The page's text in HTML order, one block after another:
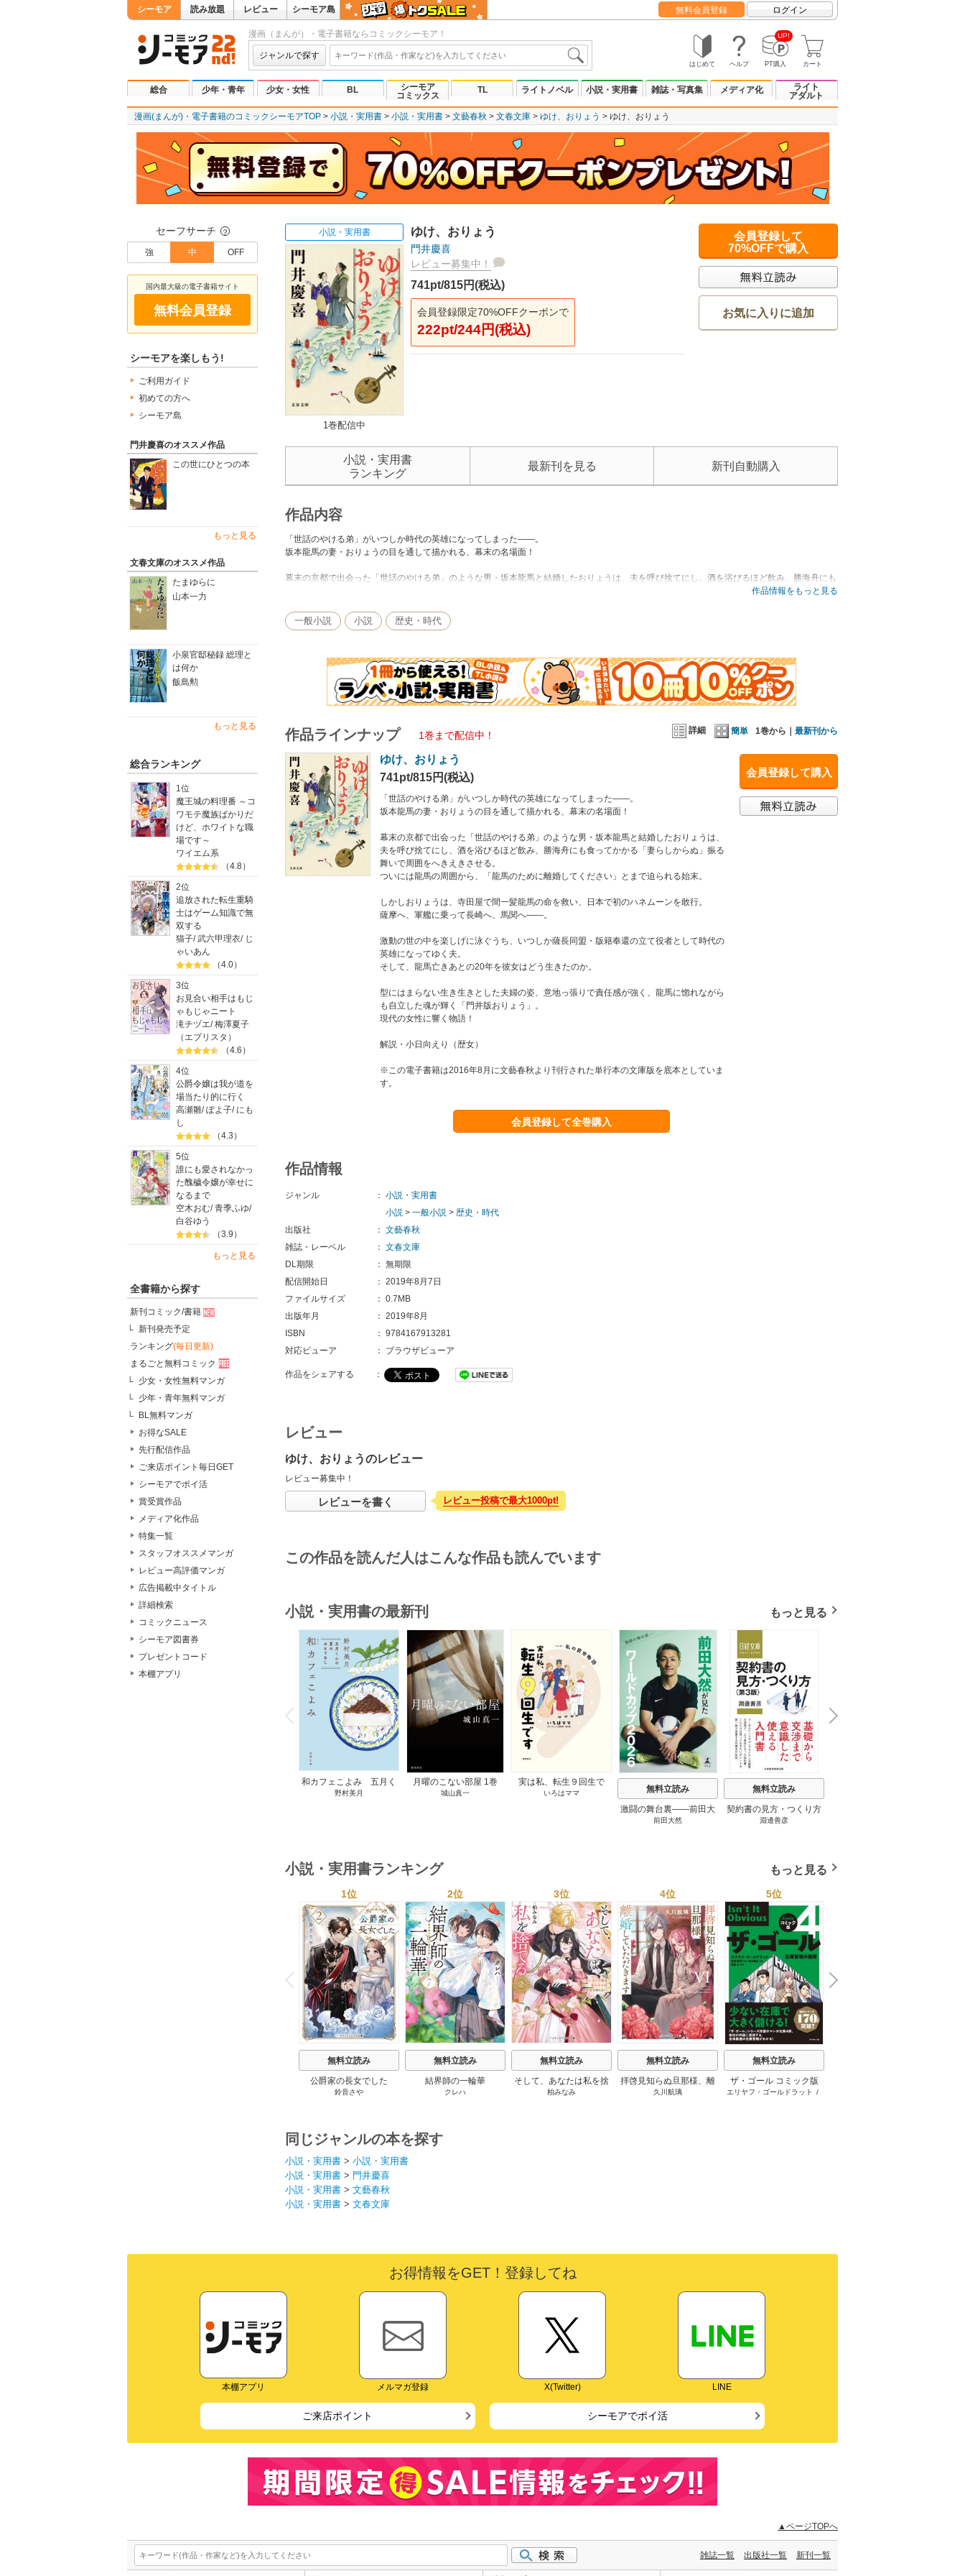
シーモア 読み放題 レビュー シーモア島 無料会員登録 ログイン
漫画（まんが）・電子書籍ならコミックシーモア！
ジャンルで探す
はじめて ヘルプ
UP!
PT購入 カート
総合 少年・青年 少女・女性 BL
シーモア
コミックス
TL ライトノベル 小説・実用書 雑誌・写真集 メディア化
ライト
アダルト
漫画(まんが)・電子書籍のコミックシーモアTOP 小説・実用書 小説・実用書 文藝春秋 文春文庫 ゆけ、おりょう ゆけ、おりょう
セーフサーチ ？
強 中 OFF
国内最大級の電子書籍サイト
無料会員登録
シーモアを楽しもう!
ご利用ガイド
初めての方へ
シーモア島
門井慶喜のオススメ作品
この世にひとつの本
もっと見る
文春文庫のオススメ作品
たまゆらに
山本一力
小泉官邸秘録 総理と
は何か
飯島勲
もっと見る
総合ランキング
1位
魔王城の料理番 ～コ
ワモテ魔族ばかりだ
けど、ホワイトな職
場です～
ワイエム系
（4.8）
2位
追放された転生重騎
士はゲーム知識で無
双する
猫子/武六甲理衣/ じ
ゃいあん
（4.0）
3位
お見合い相手はもじ
ゃもじゃニート
滝チヅエ/梅澤夏子
（エブリスタ）
（4.6）
4位
公爵令嬢は我が道を
場当たり的に行く
高瀬雛/ぽよ子/ にも
し
（4.3）
5位
誰にも愛されなかっ
た醜穢令嬢が幸せに
なるまで
空木おむ/青季ふゆ/
白谷ゆう
（3.9）
もっと見る
全書籍から探す
新刊コミック/書籍
新刊発売予定
ランキング(毎日更新)
まるごと無料コミック
少女・女性無料マンガ
少年・青年無料マンガ
BL無料マンガ
お得なSALE
先行配信作品
ご来店ポイント毎日GET
シーモアでポイ活
賞受賞作品
メディア化作品
特集一覧
スタッフオススメマンガ
レビュー高評価マンガ
広告掲載中タイトル
詳細検索
コミックニュース
シーモア図書券
プレゼントコード
本棚アプリ
小説・実用書
1巻配信中
ゆけ、おりょう
門井慶喜
レビュー募集中！
741pt/815円(税込)
会員登録限定70%OFFクーポンで
222pt/244円(税込)
会員登録して
70%OFFで購入
お気に入りに追加
小説・実用書
ランキング
最新刊を見る 新刊自動購入
作品内容
「世話のやける弟」がいつしか時代の英雄になってしまった――。
坂本龍馬の妻・おりょうの目を通して描かれる、幕末の名場面！
幕末の京都で出会った「世話のやける弟」のような男・坂本龍馬と結婚したおりょうは、夫を呼び捨てにし、酒を浴びるほど飲み、勝海舟にも
しかしおりょうは、寺田屋で間一髪龍馬の命を救い、日本で初のハネムーンを敢行。
激動の世の中を楽しげに泳ぐうち、いつしか薩長同盟・版籍奉還の立て役者として時代の英雄になってゆく夫。
そして、龍馬亡きあとの20年を彼女はどう生きたのか。
型にはまらない生き生きとした夫婦の姿、意地っ張りで責任感が強く、龍馬に惚れながらも自立した魂が輝く「門井版おりょう」。
※この電子書籍は2016年8月に文藝春秋より刊行された単行本の文庫版を底本としています。
作品情報をもっと見る
一般小説 小説 歴史・時代
詳細 簡単 1巻から｜ 最新刊から
作品ラインナップ 1巻まで配信中！
会員登録して購入
ゆけ、おりょう
741pt/815円(税込)
「世話のやける弟」がいつしか時代の英雄になってしまった――。
坂本龍馬の妻・おりょうの目を通して描かれる、幕末の名場面！
幕末の京都で出会った「世話のやける弟」のような男・坂本龍馬と結婚したおりょうは、
夫を呼び捨てにし、酒を浴びるほど飲み、勝海舟にも食ってかかる「妻らしからぬ」振る
舞いで周囲をへきえきさせる。
ついには龍馬の周囲から、「龍馬のために離婚してください」とまで迫られる始末。
しかしおりょうは、寺田屋で間一髪龍馬の命を救い、日本で初のハネムーンを敢行。
薩摩へ、軍艦に乗って長崎へ、馬関へ――。
激動の世の中を楽しげに泳ぐうち、いつしか薩長同盟・版籍奉還の立て役者として時代の
英雄になってゆく夫。
そして、龍馬亡きあとの20年を彼女はどう生きたのか。
型にはまらない生き生きとした夫婦の姿、意地っ張りで責任感が強く、龍馬に惚れながら
も自立した魂が輝く「門井版おりょう」。
現代の女性に響く物語！
解説・小日向えり（歴女）
※この電子書籍は2016年8月に文藝春秋より刊行された単行本の文庫版を底本としていま
す。
会員登録して全巻購入
作品情報
ジャンル ： 小説・実用書
小説 > 一般小説 > 歴史・時代
出版社
： 文藝春秋
雑誌・レーベル
： 文春文庫
DL期限
： 無期限
配信開始日
： 2019年8月7日
ファイルサイズ
： 0.7MB
出版年月
： 2019年8月
ISBN
： 9784167913281
対応ビューア
： ブラウザビューア
作品をシェアする ：
レビュー
ゆけ、おりょうのレビュー
レビュー募集中！
レビューを書く レビュー投稿で最大1000pt!
この作品を読んだ人はこんな作品も読んでいます
小説・実用書の最新刊 もっと見る
P
r
e
v
i
o
u
和カフェこよみ 五月く
んの夏のおもてなし 1巻
野村美月
月曜のこない部屋 1巻
城山真一
実は私、転生９回生で
す マンガ 私の前世物
いろはママ
無料立読み
激闘の舞台裏――前田大
然が見たワールドカップ
前田大然
無料立読み
契約書の見方・つくり方
＜第３版＞ 1巻
淵邊善彦
N
e
x
t
小説・実用書ランキング もっと見る
P
r
e
v
i
o
u
s
1位
無料立読み
公爵家の長女でした
鈴音さや
2位
無料立読み
結界師の一輪華
クレハ
3位
無料立読み
そして、あなたは私を捨
てる
柏みなみ
4位
無料立読み
拝啓見知らぬ旦那様、離
婚していただきます
久川航璃
5位
無料立読み
ザ・ゴール コミック版
エリヤフ・ゴールドラット
/
N
e
x
t
同じジャンルの本を探す
小説・実用書 > 小説・実用書
小説・実用書 > 門井慶喜
小説・実用書 > 文藝春秋
小説・実用書 > 文春文庫
お得情報をGET！登録してね
本棚アプリ メルマガ登録 X(Twitter) LINE
ご来店ポイント シーモアでポイ活
▲ページTOPへ
雑誌一覧 出版社一覧 新刊一覧